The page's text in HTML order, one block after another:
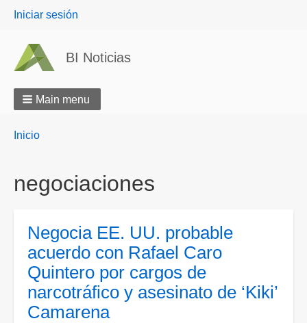
User
Iniciar sesión
BI Noticias
Main menu
Breadcrumbs
You
Inicio
negociaciones
Negocia EE. UU. probable
acuerdo con Rafael Caro
Quintero por cargos de
narcotráfico y asesinato de ‘Kiki’
Camarena